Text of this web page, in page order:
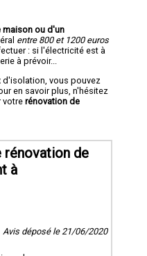
maison ou d'un
entre 800 et 1200 euros
: si l'électricité est à
à prévoir...
d'isolation, vous pouvez
en savoir plus, n'hésitez
votre rénovation de
rénovation de
à
Avis déposé le 21/06/2020